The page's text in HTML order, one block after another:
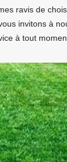
ravis de
invitons à
à tout